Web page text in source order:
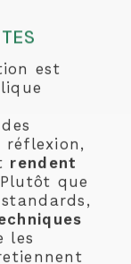
est
rendent
Plutôt que
les